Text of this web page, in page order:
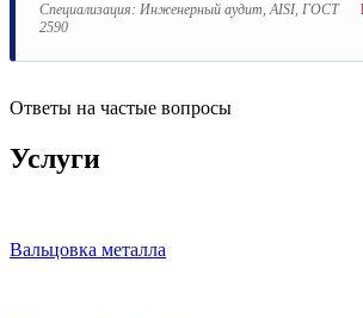
Специализация: Инженерный аудит, AISI, ГОСТ
2590
Ответы на частые вопросы
Услуги
Вальцовка металла